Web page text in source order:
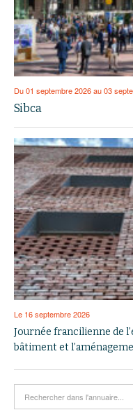
Du 01 septembre 2026 au 03
Sibca
Le 16 septembre 2026
Journée francilienne de
bâtiment et